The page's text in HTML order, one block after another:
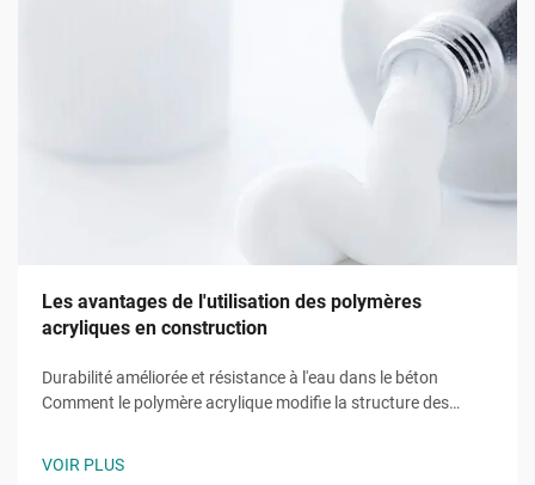
Les avantages de l'utilisation des polymères
acryliques en construction
Durabilité améliorée et résistance à l'eau dans le béton
Comment le polymère acrylique modifie la structure des
VOIR PLUS